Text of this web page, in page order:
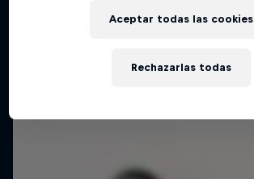
Rechazarlas todas
Aceptar todas las cookies